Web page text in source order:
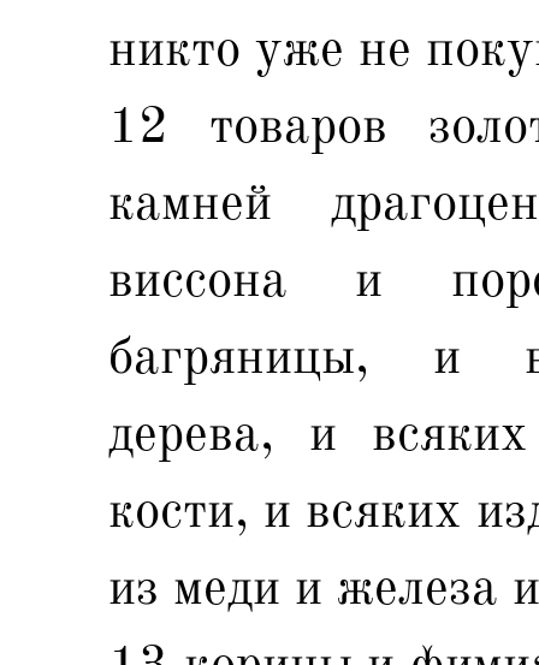
никто уже не
12 товаров
камней
виссона и
багряницы, и
дерева, и
кости, и всяких
из меди и железа